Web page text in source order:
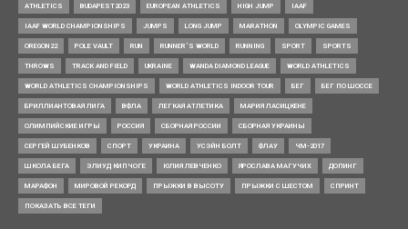
ATHLETICS BUDAPEST2023 EUROPEAN ATHLETICS HIGH JUMP IAAF
IAAF WORLD CHAMPIONSHIPS JUMPS LONG JUMP MARATHON OLYMPIC GAMES
OREGON22 POLE VAULT RUN RUNNER’S WORLD RUNNING SPORT SPORTS
THROWS TRACK AND FIELD UKRAINE WANDA DIAMOND LEAGUE WORLD ATHLETICS
WORLD ATHLETICS CHAMPIONSHIPS WORLD ATHLETICS INDOOR TOUR БЕГ БЕГ ПО ШОССЕ
БРИЛЛИАНТОВАЯ ЛИГА ВФЛА ЛЕГКАЯ АТЛЕТИКА МАРИЯ ЛАСИЦКЕНЕ
ОЛИМПИЙСКИЕ ИГРЫ РОССИЯ СБОРНАЯ РОССИИ СБОРНАЯ УКРАИНЫ
СЕРГЕЙ ШУБЕНКОВ СПОРТ УКРАИНА УСЭЙН БОЛТ ФЛАУ ЧМ-2017
ШКОЛА БЕГА ЭЛИУД КИПЧОГЕ ЮЛИЯ ЛЕВЧЕНКО ЯРОСЛАВА МАГУЧИХ ДОПИНГ
МАРАФОН МИРОВОЙ РЕКОРД ПРЫЖКИ В ВЫСОТУ ПРЫЖКИ С ШЕСТОМ СПРИНТ
ПОКАЗАТЬ ВСЕ ТЕГИ